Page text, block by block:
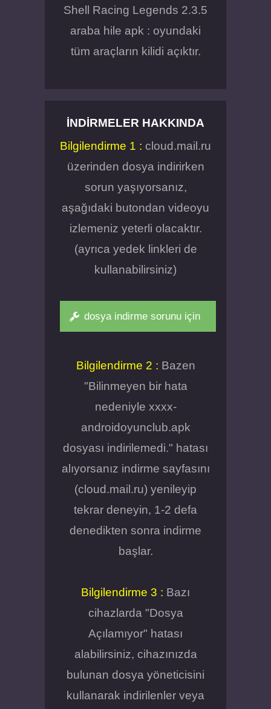
Shell Racing Legends 2.3.5
araba hile apk : oyundaki
tüm araçların kilidi açıktır.
İNDIRMELER HAKKINDA
Bilgilendirme 1 : cloud.mail.ru
üzerinden dosya indirirken
sorun yaşıyorsanız,
aşağıdaki butondan videoyu
izlemeniz yeterli olacaktır.
(ayrıca yedek linkleri de
kullanabilirsiniz)
dosya indirme sorunu için
Bilgilendirme 2 : Bazen
"Bilinmeyen bir hata
nedeniyle xxxx-
androidoyunclub.apk
dosyası indirilemedi." hatası
alıyorsanız indirme sayfasını
(cloud.mail.ru) yenileyip
tekrar deneyin, 1-2 defa
denedikten sonra indirme
başlar.
Bilgilendirme 3 : Bazı
cihazlarda "Dosya
Açılamıyor" hatası
alabilirsiniz, cihazınızda
bulunan dosya yöneticisini
kullanarak indirilenler veya